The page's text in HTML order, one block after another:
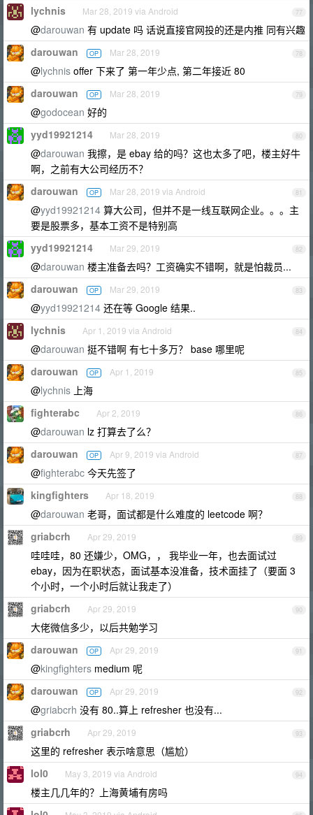
77
lychnis Mar 28, 2019 via Android
@darouwan 有 update 吗 话说直接官网投的还是内推 同有兴趣
78
darouwan OP Mar 28, 2019
@lychnis offer 下来了 第一年少点, 第二年接近 80
79
darouwan OP Mar 28, 2019
@godocean 好的
80
yyd19921214 Mar 28, 2019
@darouwan 我擦，是 ebay 给的吗？这也太多了吧，楼主好牛
啊，之前有大公司经历不？
81
darouwan OP Mar 28, 2019 via Android
@yyd19921214 算大公司，但并不是一线互联网企业。。。主
要是股票多，基本工资不是特别高
82
yyd19921214 Mar 29, 2019
@darouwan 楼主准备去吗？工资确实不错啊，就是怕裁员...
83
darouwan OP Mar 29, 2019
@yyd19921214 还在等 Google 结果..
84
lychnis Apr 1, 2019 via Android
@darouwan 挺不错啊 有七十多万？ base 哪里呢
85
darouwan OP Apr 1, 2019
@lychnis 上海
86
fighterabc Apr 2, 2019
@darouwan lz 打算去了么？
87
darouwan OP Apr 9, 2019 via Android
@fighterabc 今天先签了
88
kingfighters Apr 18, 2019
@darouwan 老哥，面试都是什么难度的 leetcode 啊？
89
griabcrh Apr 29, 2019
哇哇哇，80 还嫌少，OMG，， 我毕业一年，也去面试过
ebay，因为在职状态，面试基本没准备，技术面挂了（要面 3
个小时，一个小时后就让我走了）
90
griabcrh Apr 29, 2019
大佬微信多少，以后共勉学习
91
darouwan OP Apr 29, 2019
@kingfighters medium 呢
92
darouwan OP Apr 29, 2019
@griabcrh 没有 80..算上 refresher 也没有...
93
griabcrh Apr 29, 2019
这里的 refresher 表示啥意思（尴尬）
94
lol0 May 3, 2019 via Android
楼主几几年的？上海黄埔有房吗